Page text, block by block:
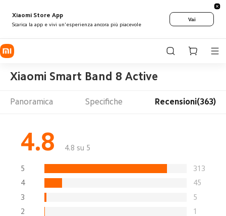
Xiaomi Store App
Scarica la app e vivi un'esperienza ancora più piacevole
Vai
Xiaomi Smart Band 8 Active
Panoramica Specifiche Recensioni(363)
4.8 4.8 su 5
5
313
4
45
3
5
2
1